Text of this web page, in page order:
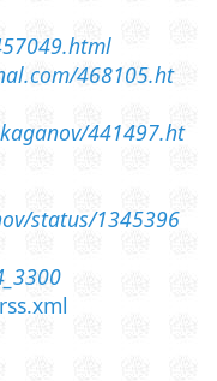
468105.ht
441497.ht
status/1345396